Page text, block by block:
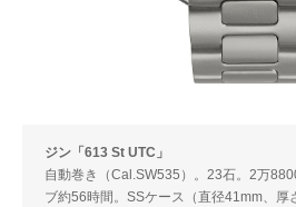
ジン「613 St UTC」
自動巻き（Cal.SW535）。23石。2万
ブ約56時間。SSケース（直径41mm、厚